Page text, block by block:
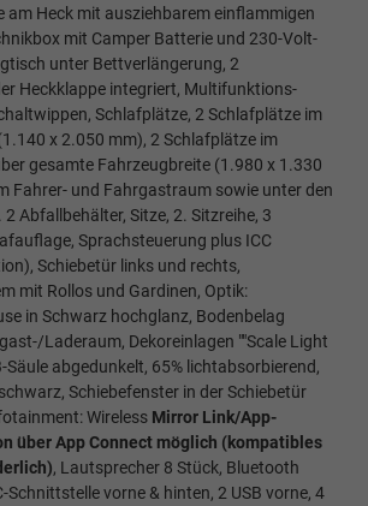
am Heck mit ausziehbarem einflammigen
mit Camper Batterie und 230-Volt-
unter Bettverlängerung, 2
Heckklappe integriert, Multifunktions-
Schlafplätze, 2 Schlafplätze im
x 2.050 mm), 2 Schlafplätze im
gesamte Fahrzeugbreite (1.980 x 1.330
Fahrer- und Fahrgastraum sowie unter den
Abfallbehälter, Sitze, 2. Sitzreihe, 3
Sprachsteuerung plus ICC
Schiebetür links und rechts,
mit Rollos und Gardinen, Optik:
in Schwarz hochglanz, Bodenbelag
Laderaum, Dekoreinlagen ""Scale Light
Säule abgedunkelt, 65% lichtabsorbierend,
Schiebefenster in der Schiebetür
Wireless Mirror Link/App-
über App Connect möglich (kompatibles
, Lautsprecher 8 Stück, Bluetooth
Schnittstelle vorne & hinten, 2 USB vorne, 4